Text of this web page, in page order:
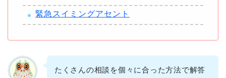
緊急スイミングアセント
たくさんの相談を個々に合った方法で解答